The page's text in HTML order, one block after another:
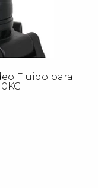
Fluido para